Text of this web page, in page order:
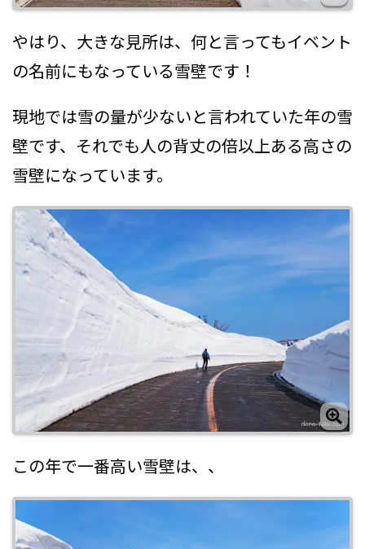
やはり、大きな見所は、何と言ってもイベント
の名前にもなっている雪壁です！
現地では雪の量が少ないと言われていた年の雪
壁です、それでも人の背丈の倍以上ある高さの
雪壁になっています。
この年で一番高い雪壁は、、